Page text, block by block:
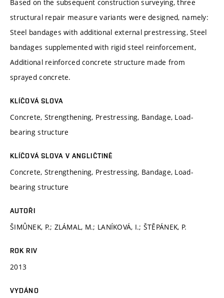
Based on the subsequent construction surveying, three
structural repair measure variants were designed, namely:
Steel bandages with additional external prestressing, Steel
bandages supplemented with rigid steel reinforcement,
Additional reinforced concrete structure made from
sprayed concrete.
KLÍČOVÁ SLOVA
Concrete, Strengthening, Prestressing, Bandage, Load-
bearing structure
KLÍČOVÁ SLOVA V ANGLIČTINĚ
Concrete, Strengthening, Prestressing, Bandage, Load-
bearing structure
AUTOŘI
ŠIMŮNEK, P.; ZLÁMAL, M.; LANÍKOVÁ, I.; ŠTĚPÁNEK, P.
ROK RIV
2013
VYDÁNO